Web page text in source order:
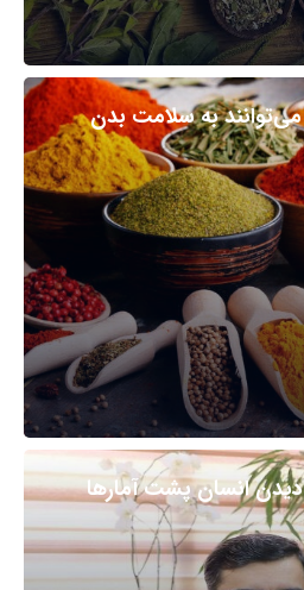
به سلامت بدن
انسان پشت آمارها